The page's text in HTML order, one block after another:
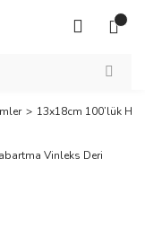
13x18cm 100’lük